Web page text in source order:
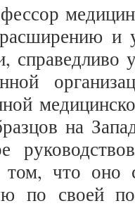
и
на
том, что оно
по своей